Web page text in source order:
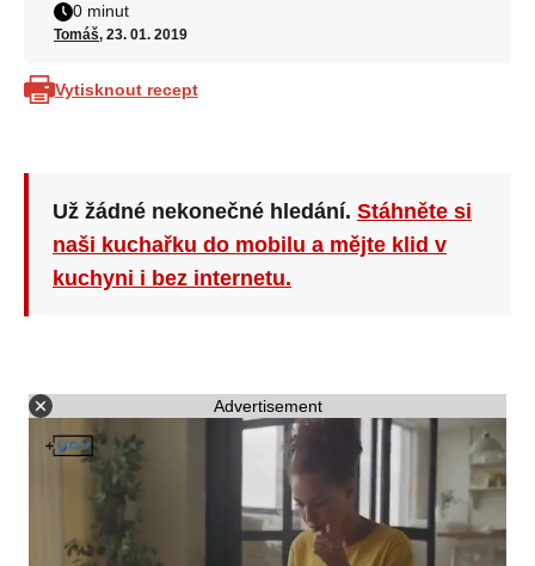
0 minut
Tomáš, 23. 01. 2019
Vytisknout recept
Už žádné nekonečné hledání. Stáhněte si
naši kuchařku do mobilu a mějte klid v
kuchyni i bez internetu.
Advertisement